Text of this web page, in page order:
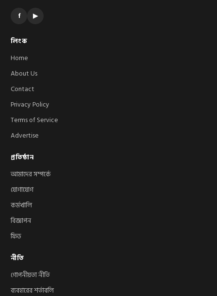
f ▶
লিংক
Home
About Us
Contact
Privacy Policy
Terms of Service
Advertise
প্রতিষ্ঠান
আমাদের সম্পর্কে
যোগাযোগ
কর্মখালি
বিজ্ঞাপন
ফিড
নীতি
গোপনীয়তা নীতি
ব্যবহারের শর্তাবলি